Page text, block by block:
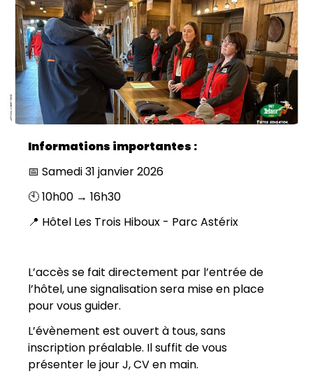
Informations importantes :
📅 Samedi 31 janvier 2026
🕙 10h00 → 16h30
📍 Hôtel Les Trois Hiboux - Parc Astérix
L’accès se fait directement par l’entrée de
l’hôtel, une signalisation sera mise en place
pour vous guider.
L’évènement est ouvert à tous, sans
inscription préalable. Il suffit de vous
présenter le jour J, CV en main.